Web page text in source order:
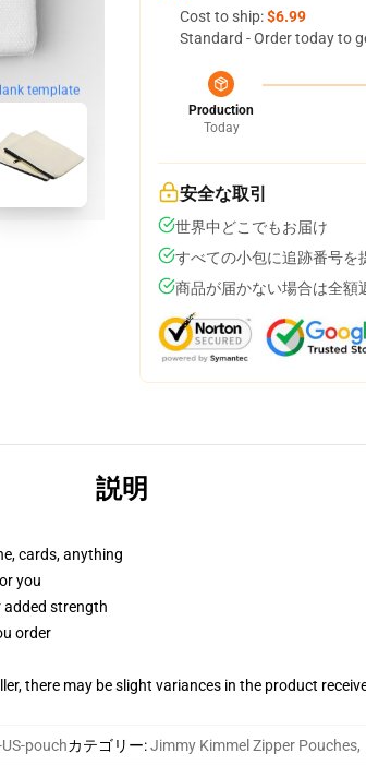
template
Cost to ship:$6.99
Standard - Order today to
Production
Today
安全な取引
世界中どこでもお届け
すべての小包に追跡番号を
商品が届かない場合は全額
説明
cards, anything
you
added strength
order
there may be slight variances in the product
pouchカテゴリー:Jimmy Kimmel Zipper Pouches,